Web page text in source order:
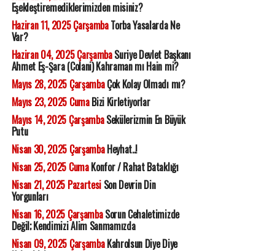
Eşekleştiremediklerimizden misiniz?
Haziran 11, 2025 ÇarşambaTorba Yasalarda Ne
Var?
Haziran 04, 2025 ÇarşambaSuriye Devlet Başkanı
Ahmet Eş-Şara (Colani) Kahraman mı Hain mi?
Mayıs 28, 2025 ÇarşambaÇok Kolay Olmadı mı?
Mayıs 23, 2025 CumaBizi Kirletiyorlar
Mayıs 14, 2025 ÇarşambaSekülerizmin En Büyük
Putu
Nisan 30, 2025 ÇarşambaHeyhat..!
Nisan 25, 2025 CumaKonfor / Rahat Bataklığı
Nisan 21, 2025 PazartesiSon Devrin Din
Yorgunları
Nisan 16, 2025 ÇarşambaSorun Cehaletimizde
Değil; Kendimizi Alim Sanmamızda
Nisan 09, 2025 ÇarşambaKahrolsun Diye Diye